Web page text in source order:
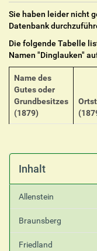
Sie haben leider nicht
Datenbank
Die folgende Tabelle
Namen "Dinglauken"
Name des
Gutes oder
Grundbesitzes
(1879)
Inhalt
Allenstein
Braunsberg
Friedland